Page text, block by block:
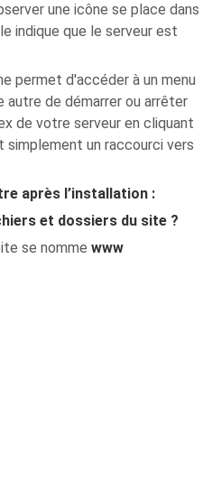
une icône se place dans
indique que le serveur est
permet d'accéder à un menu
de démarrer ou arrêter
de votre serveur en cliquant
un raccourci vers
après l’installation :
et dossiers du site ?
se nomme www